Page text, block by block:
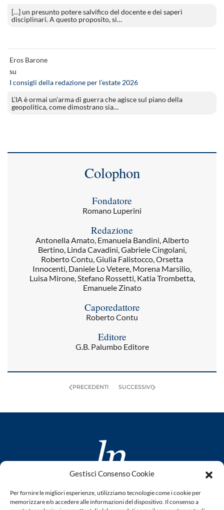
Gestisci Consenso Cookie
Per fornire le migliori esperienze, utilizziamo tecnologie come i cookie per
memorizzare e/o accedere alle informazioni del dispositivo. Il consenso a
[…] un presunto potere salvifico del docente e dei saperi
disciplinari. A questo proposito, si…
Eros Barone
su
I consigli della redazione per l’estate 2026
L’IA è ormai un’arma di guerra che agisce sul piano della
geopolitica, come dimostrano sia…
Colophon
Fondatore
Romano Luperini
Redazione
Antonella Amato, Emanuela Bandini, Alberto
Bertino, Linda Cavadini, Gabriele Cingolani,
Roberto Contu, Giulia Falistocco, Orsetta
Innocenti, Daniele Lo Vetere, Morena Marsilio,
Luisa Mirone, Stefano Rossetti, Katia Trombetta,
Emanuele Zinato
Caporedattore
Roberto Contu
Editore
G.B. Palumbo Editore
PRECEDENTI SUCCESSIVI
www.laletteraturaenoi.it
fondato da Romano Luperini